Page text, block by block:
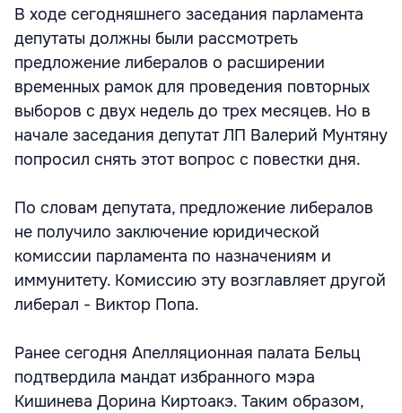
В ходе сегодняшнего заседания парламента
депутаты должны были рассмотреть
предложение либералов о расширении
временных рамок для проведения повторных
выборов с двух недель до трех месяцев. Но в
начале заседания депутат ЛП Валерий Мунтяну
попросил снять этот вопрос с повестки дня.
По словам депутата, предложение либералов
не получило заключение юридической
комиссии парламента по назначениям и
иммунитету. Комиссию эту возглавляет другой
либерал - Виктор Попа.
Ранее сегодня Апелляционная палата Бельц
подтвердила мандат избранного мэра
Кишинева Дорина Киртоакэ. Таким образом,